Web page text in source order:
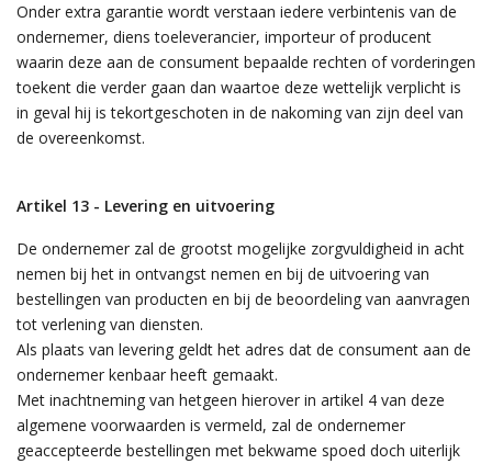
Onder extra garantie wordt verstaan iedere verbintenis van de
ondernemer, diens toeleverancier, importeur of producent
waarin deze aan de consument bepaalde rechten of vorderingen
toekent die verder gaan dan waartoe deze wettelijk verplicht is
in geval hij is tekortgeschoten in de nakoming van zijn deel van
de overeenkomst.
Artikel 13 - Levering en uitvoering
De ondernemer zal de grootst mogelijke zorgvuldigheid in acht
nemen bij het in ontvangst nemen en bij de uitvoering van
bestellingen van producten en bij de beoordeling van aanvragen
tot verlening van diensten.
Als plaats van levering geldt het adres dat de consument aan de
ondernemer kenbaar heeft gemaakt.
Met inachtneming van hetgeen hierover in artikel 4 van deze
algemene voorwaarden is vermeld, zal de ondernemer
geaccepteerde bestellingen met bekwame spoed doch uiterlijk